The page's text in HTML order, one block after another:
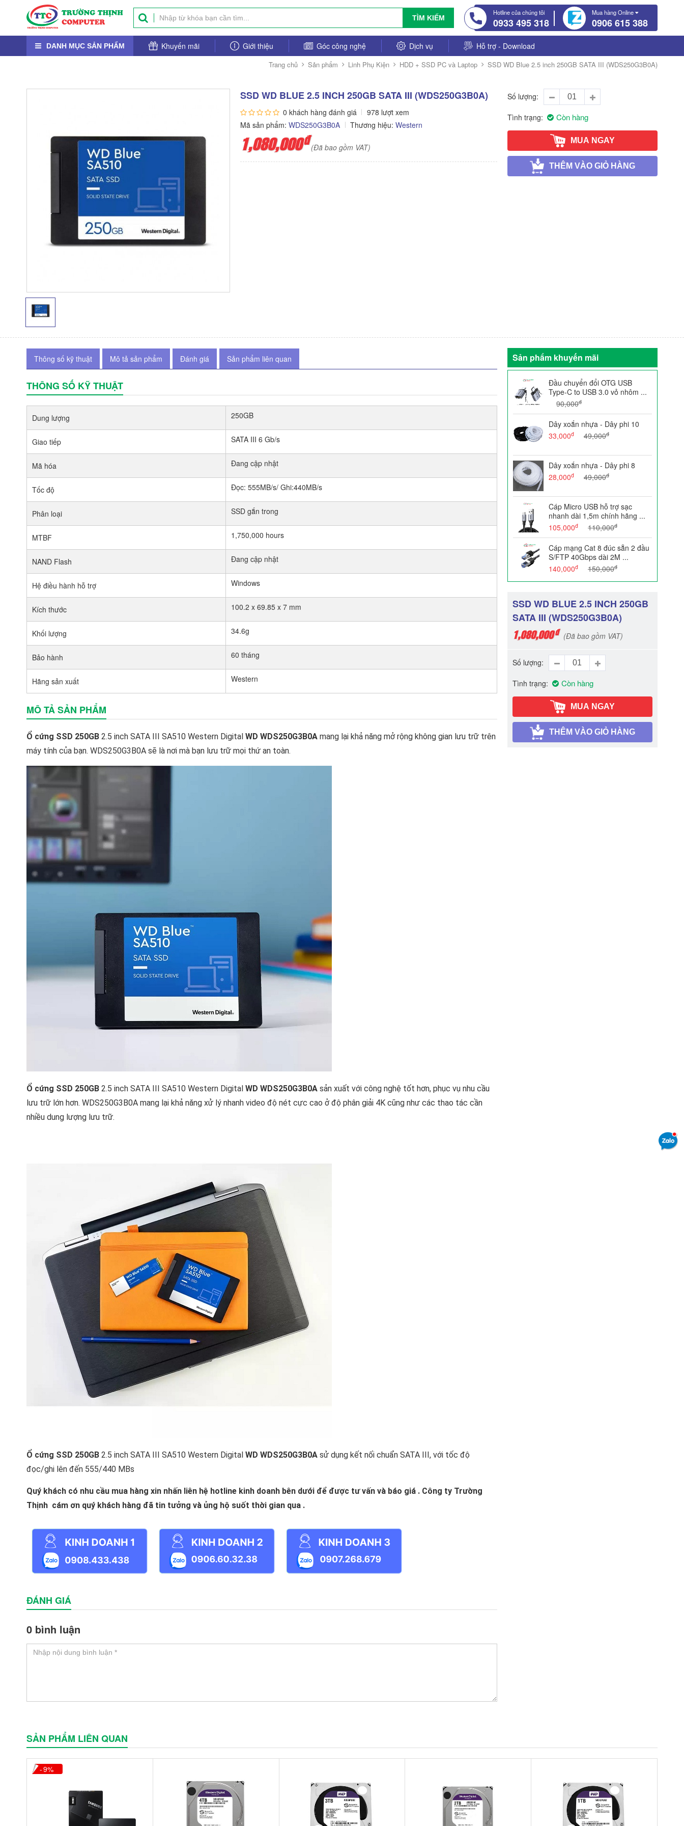
TÌM KIẾM
Hotline của chúng tôi
0933 495 318
Mua hàng Online
0906 615 388
DANH MỤC SẢN PHẨM Khuyến mãi Giới thiệu Góc công nghệ Dịch vụ Hỗ trợ - Download
Trang chủ Sản phẩm Linh Phụ Kiện HDD + SSD PC và Laptop SSD WD Blue 2.5 inch 250GB SATA III (WDS250G3B0A)
SSD WD BLUE 2.5 INCH 250GB SATA III (WDS250G3B0A)
0 khách hàng đánh giá
978 lượt xem
Mã sản phẩm: WDS250G3B0A Thương hiệu: Western
1,080,000đ (Đã bao gồm VAT)
Số lượng
Tình trạng Còn hàng
MUA NGAY
THÊM VÀO GIỎ HÀNG
Thông số kỹ thuật Mô tả sản phẩm Đánh giá Sản phẩm liên quan
THÔNG SỐ KỸ THUẬT
Dung lượng 250GB
Giao tiếp SATA III 6 Gb/s
Mã hóa Đang cập nhật
Tốc độ Đọc: 555MB/s/ Ghi:440MB/s
Phân loại SSD gắn trong
MTBF 1,750,000 hours
NAND Flash Đang cập nhật
Hệ điều hành hỗ trợ Windows
Kích thước 100.2 x 69.85 x 7 mm
Khối lượng 34.6g
Bảo hành 60 tháng
Hãng sản xuất Western
MÔ TẢ SẢN PHẨM
Ổ cứng SSD 250GB 2.5 inch SATA III SA510 Western Digital WD WDS250G3B0A mang lại khả năng mở rộng không gian lưu trữ trên
máy tính của bạn. WDS250G3B0A sẽ là nơi mà bạn lưu trữ mọi thứ an toàn.
Ổ cứng SSD 250GB 2.5 inch SATA III SA510 Western Digital WD WDS250G3B0A sản xuất với công nghệ tốt hơn, phục vụ nhu cầu
lưu trữ lớn hơn. WDS250G3B0A mang lại khả năng xử lý nhanh video độ nét cực cao ở độ phân giải 4K cũng như các thao tác cần
nhiều dung lượng lưu trữ.
Ổ cứng SSD 250GB 2.5 inch SATA III SA510 Western Digital WD WDS250G3B0A sử dụng kết nối chuẩn SATA III, với tốc độ
đọc/ghi lên đến 555/440 MBs
Quý khách có nhu cầu mua hàng xin nhấn liên hệ hotline kinh doanh bên dưới để được tư vấn và báo giá . Công ty Trường
Thịnh cám ơn quý khách hàng đã tin tưởng và ủng hộ suốt thời gian qua .
ĐÁNH GIÁ
0 bình luận
Sản phẩm khuyến mãi
Đầu chuyển đổi OTG USB
Type-C to USB 3.0 vỏ nhôm ...
90,000đ
Dây xoắn nhựa - Dây phi 10
33,000đ 49,000đ
Dây xoắn nhựa - Dây phi 8
28,000đ 49,000đ
Cáp Micro USB hỗ trợ sạc
nhanh dài 1,5m chính hãng ...
105,000đ 110,000đ
Cáp mạng Cat 8 đúc sẵn 2 đầu
S/FTP 40Gbps dài 2M ...
140,000đ 150,000đ
SSD WD BLUE 2.5 INCH 250GB
SATA III (WDS250G3B0A)
1,080,000đ (Đã bao gồm VAT)
Số lượng
Tình trạng Còn hàng
MUA NGAY
THÊM VÀO GIỎ HÀNG
SẢN PHẨM LIÊN QUAN
9